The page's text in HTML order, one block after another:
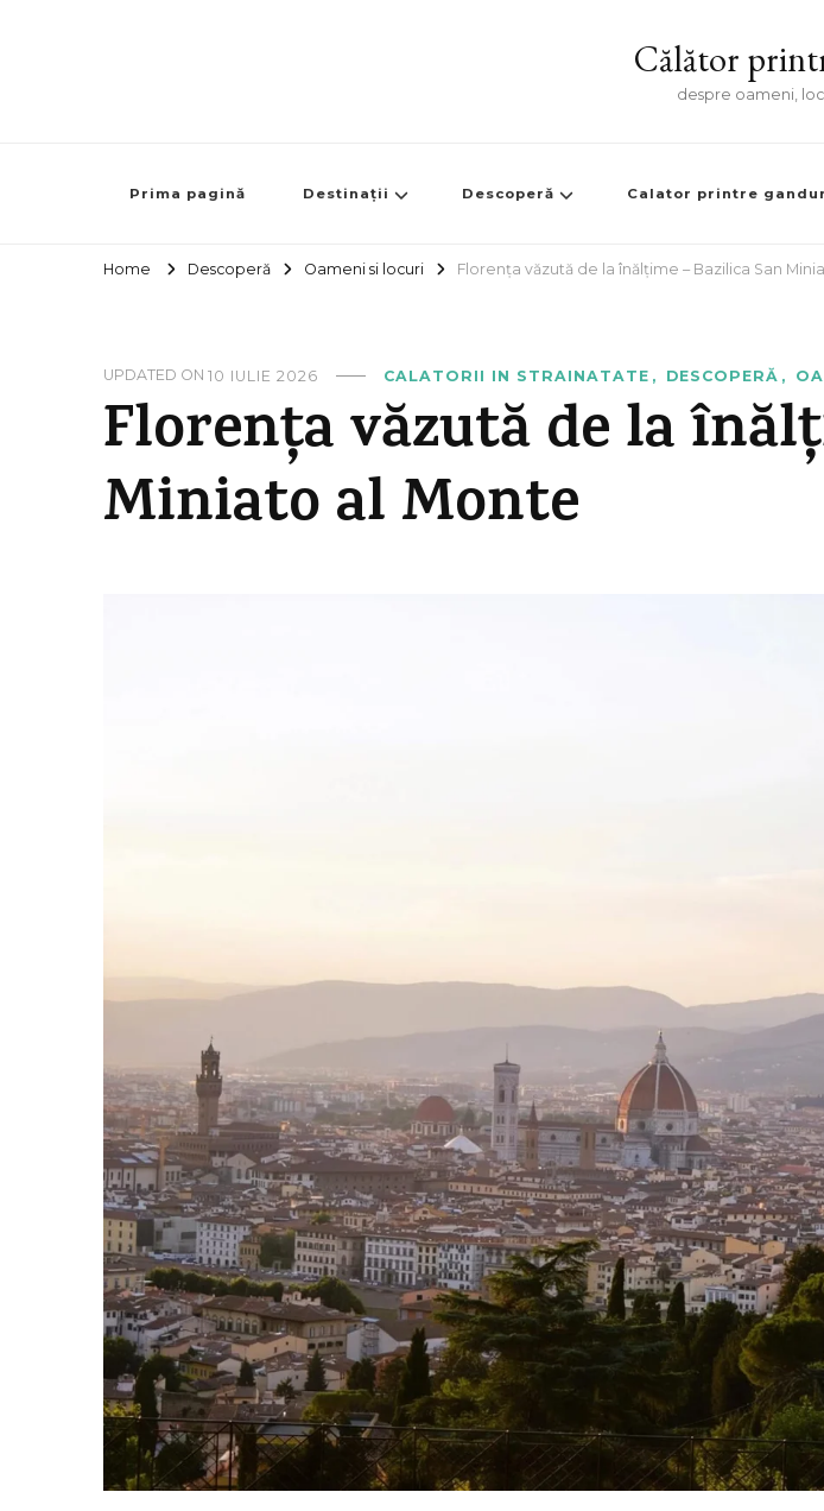
Călător
despre oameni,
Prima pagină Destinații Descoperă Calator printre
Home Descoperă Oameni si locuri Florența văzută de la înălțime – Bazilica San
UPDATED ON 10 IULIE 2026 CALATORII IN STRAINATATE DESCOPERĂ
Florența văzută de la
Miniato al Monte